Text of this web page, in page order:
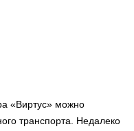
«Виртус» можно
транспорта. Недалеко